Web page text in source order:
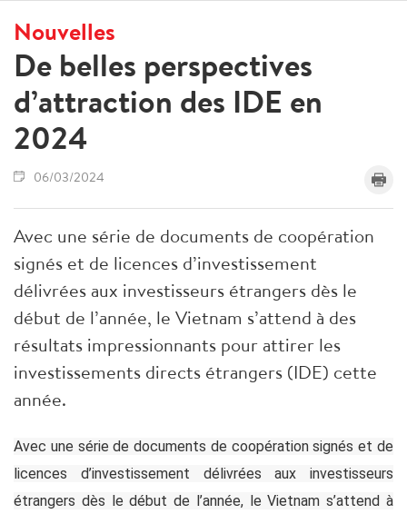
Nouvelles
De belles perspectives
d’attraction des IDE en
2024
06/03/2024
Avec une série de documents de coopération
signés et de licences d’investissement
délivrées aux investisseurs étrangers dès le
début de l’année, le Vietnam s’attend à des
résultats impressionnants pour attirer les
investissements directs étrangers (IDE) cette
année.
Avec une série de documents de coopération signés et de
licences d’investissement délivrées aux investisseurs
étrangers dès le début de l’année, le Vietnam s’attend à